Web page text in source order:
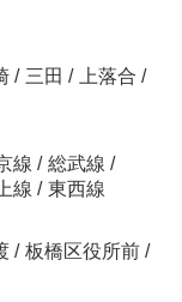
/ 三田 / 上落合 /
線 / 総武線 /
線 / 東西線
/ 板橋区役所前 /